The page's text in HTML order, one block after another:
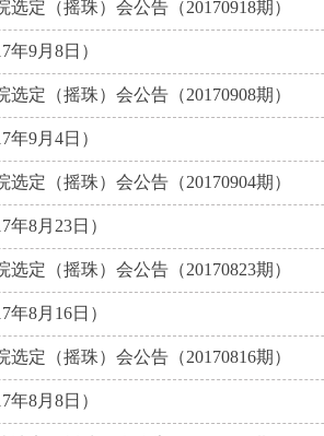
定（摇珠）会公告（20170918期）
9月8日）
定（摇珠）会公告（20170908期）
9月4日）
定（摇珠）会公告（20170904期）
8月23日）
定（摇珠）会公告（20170823期）
8月16日）
定（摇珠）会公告（20170816期）
8月8日）